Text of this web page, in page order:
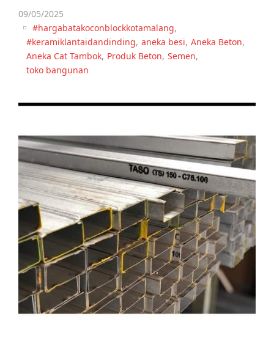
09/05/2025
#hargabatakoconblockkotamalang,
#keramiklantaidandinding, aneka besi, Aneka Beton,
Aneka Cat Tambok, Produk Beton, Semen,
toko bangunan